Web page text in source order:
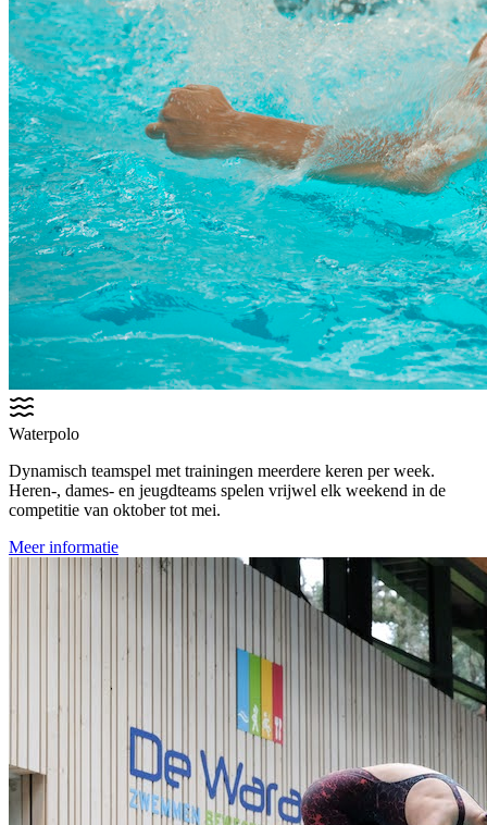
Waterpolo
Dynamisch teamspel met trainingen meerdere keren per week.
Heren-, dames- en jeugdteams spelen vrijwel elk weekend in de
competitie van oktober tot mei.
Meer informatie